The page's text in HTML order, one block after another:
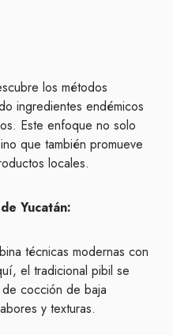
los métodos
ingredientes endémicos
Este enfoque no solo
que también promueve
locales.
Yucatán:
técnicas modernas con
el tradicional pibil se
cocción de baja
y texturas.